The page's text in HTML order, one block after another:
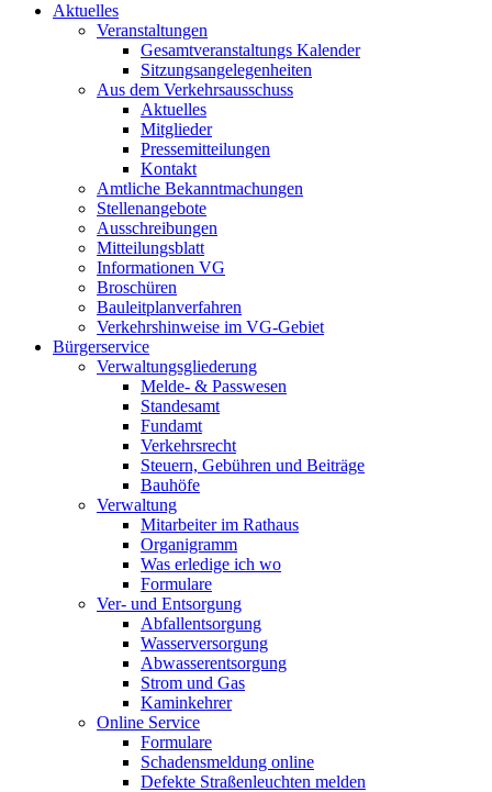
Aktuelles
Veranstaltungen
Gesamtveranstaltungs Kalender
Sitzungsangelegenheiten
Aus dem Verkehrsausschuss
Aktuelles
Mitglieder
Pressemitteilungen
Kontakt
Amtliche Bekanntmachungen
Stellenangebote
Ausschreibungen
Mitteilungsblatt
Informationen VG
Broschüren
Bauleitplanverfahren
Verkehrshinweise im VG-Gebiet
Bürgerservice
Verwaltungsgliederung
Melde- & Passwesen
Standesamt
Fundamt
Verkehrsrecht
Steuern, Gebühren und Beiträge
Bauhöfe
Verwaltung
Mitarbeiter im Rathaus
Organigramm
Was erledige ich wo
Formulare
Ver- und Entsorgung
Abfallentsorgung
Wasserversorgung
Abwasserentsorgung
Strom und Gas
Kaminkehrer
Online Service
Formulare
Schadensmeldung online
Defekte Straßenleuchten melden